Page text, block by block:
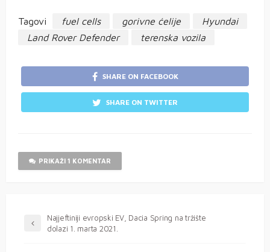
Tagovi fuel cells gorivne ćelije
Hyundai
Land Rover Defender
terenska vozila
SHARE ON FACEBOOK
SHARE ON TWITTER
PRIKAŽI 1 KOMENTAR
Najjeftiniji evropski EV, Dacia Spring na tržište
dolazi 1. marta 2021.